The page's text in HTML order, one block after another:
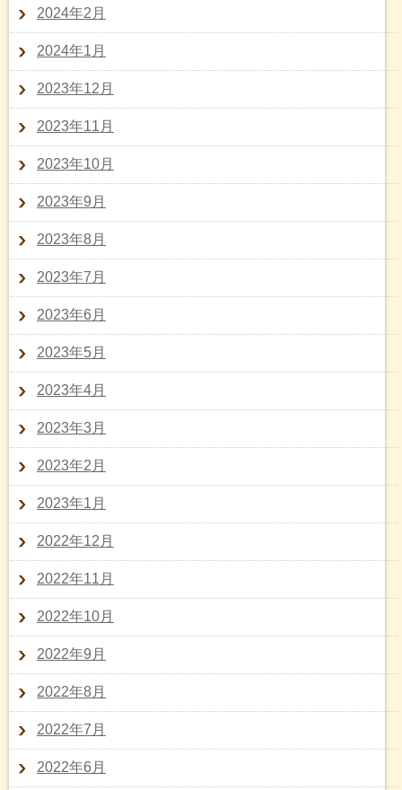
2024年2月
2024年1月
2023年12月
2023年11月
2023年10月
2023年9月
2023年8月
2023年7月
2023年6月
2023年5月
2023年4月
2023年3月
2023年2月
2023年1月
2022年12月
2022年11月
2022年10月
2022年9月
2022年8月
2022年7月
2022年6月